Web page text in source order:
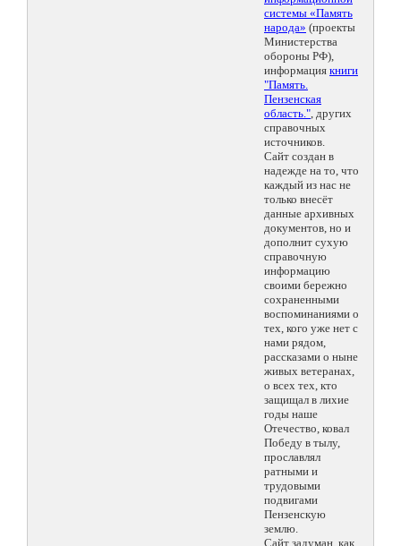
системы «Память
народа» (проекты
Министерства
обороны РФ),
информация книги
"Память.
Пензенская
область.", других
справочных
источников.
Сайт создан в
надежде на то, что
каждый из нас не
только внесёт
данные архивных
документов, но и
дополнит сухую
справочную
информацию
своими бережно
сохраненными
воспоминаниями о
тех, кого уже нет с
нами рядом,
рассказами о ныне
живых ветеранах,
о всех тех, кто
защищал в лихие
годы наше
Отечество, ковал
Победу в тылу,
прославлял
ратными и
трудовыми
подвигами
Пензенскую
землю.
Сайт задуман, как